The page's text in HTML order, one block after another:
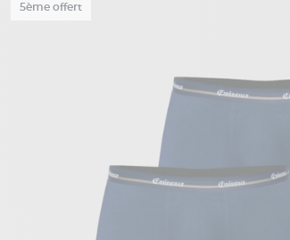
5ème offert